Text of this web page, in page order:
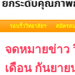
รอบรั้ววิทยาลัยฯ สมัครส
จดหมายข่าว
เดือน กันยาย